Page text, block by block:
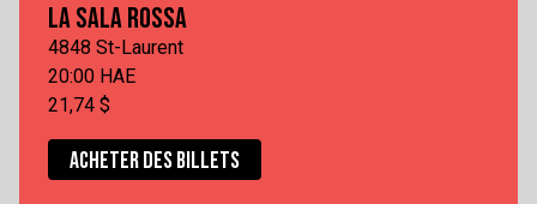
LA SALA ROSSA
4848 St-Laurent
20:00 HAE
21,74 $
ACHETER DES BILLETS